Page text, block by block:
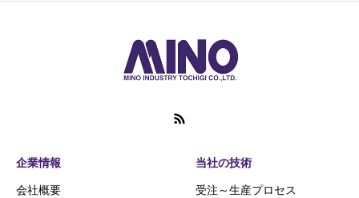
企業情報
会社概要
当社の技術
受注～生産プロセス